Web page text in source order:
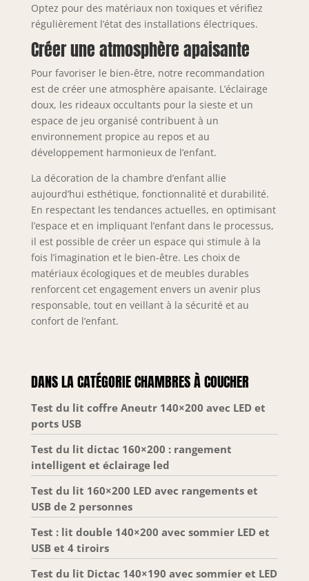
Optez pour des matériaux non toxiques et vérifiez
régulièrement l’état des installations électriques.
Créer une atmosphère apaisante
Pour favoriser le bien-être, notre recommandation
est de créer une atmosphère apaisante. L’éclairage
doux, les rideaux occultants pour la sieste et un
espace de jeu organisé contribuent à un
environnement propice au repos et au
développement harmonieux de l’enfant.
La décoration de la chambre d’enfant allie
aujourd’hui esthétique, fonctionnalité et durabilité.
En respectant les tendances actuelles, en optimisant
l’espace et en impliquant l’enfant dans le processus,
il est possible de créer un espace qui stimule à la
fois l’imagination et le bien-être. Les choix de
matériaux écologiques et de meubles durables
renforcent cet engagement envers un avenir plus
responsable, tout en veillant à la sécurité et au
confort de l’enfant.
DANS LA CATÉGORIE CHAMBRES À COUCHER
Test du lit coffre Aneutr 140×200 avec LED et
ports USB
Test du lit dictac 160×200 : rangement
intelligent et éclairage led
Test du lit 160×200 LED avec rangements et
USB de 2 personnes
Test : lit double 140×200 avec sommier LED et
USB et 4 tiroirs
Test du lit Dictac 140×190 avec sommier et LED